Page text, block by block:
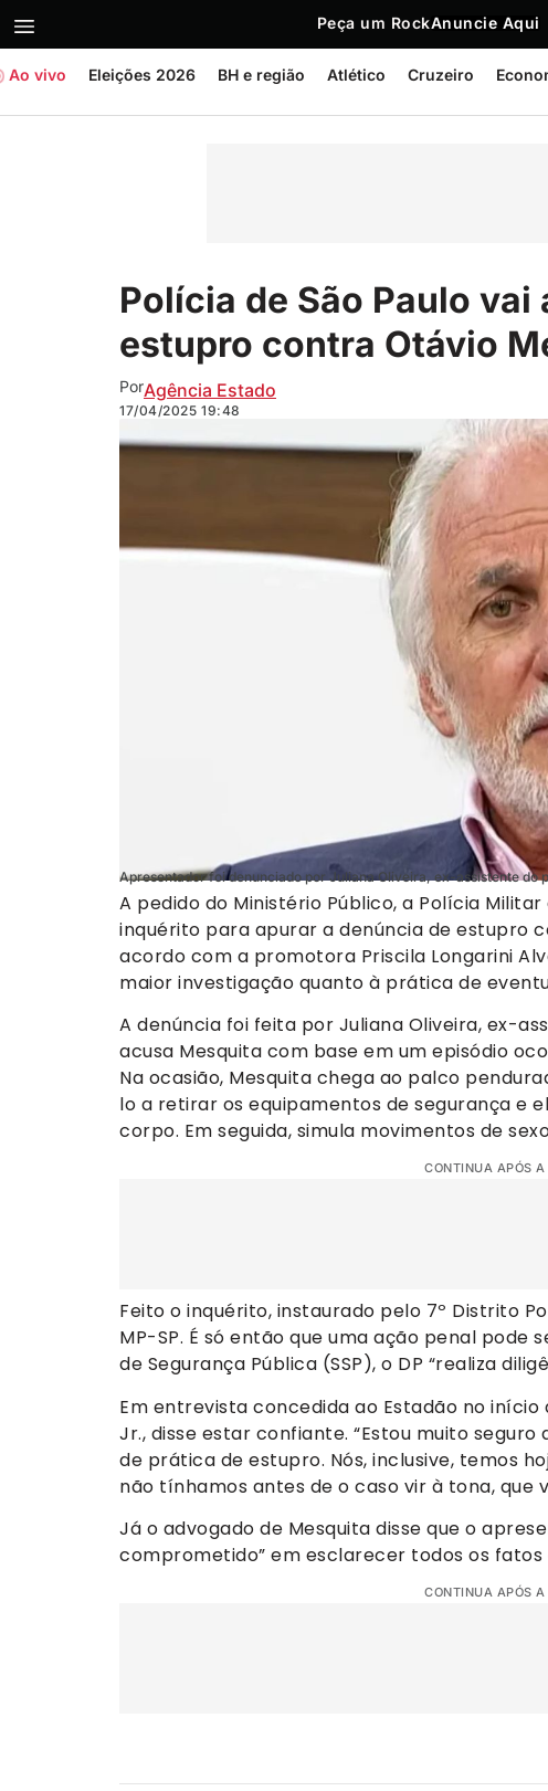
Peça um RockAnuncie Aqui
Ao vivo Eleições 2026 BH e região Atlético Cruzeiro
Polícia de São Paulo
estupro contra Otávio
PorAgência Estado
17/04/2025 19:48
Apresentador foi denunciado por Juliana Oliveira, ex-assistente do
A pedido do Ministério Público, a Polícia
inquérito para apurar a denúncia de estupro
acordo com a promotora Priscila Longarini
maior investigação quanto à prática de
A denúncia foi feita por Juliana Oliveira, ex-
acusa Mesquita com base em um episódio
Na ocasião, Mesquita chega ao palco
lo a retirar os equipamentos de segurança e
corpo. Em seguida, simula movimentos de
CONTINUA APÓS
Feito o inquérito, instaurado pelo 7º Distrito
MP-SP. É só então que uma ação penal
de Segurança Pública (SSP), o DP “realiza
Em entrevista concedida ao Estadão no início
Jr., disse estar confiante. “Estou muito
de prática de estupro. Nós, inclusive, temos
não tínhamos antes de o caso vir à tona, que
Já o advogado de Mesquita disse que o
comprometido” em esclarecer todos os
CONTINUA APÓS